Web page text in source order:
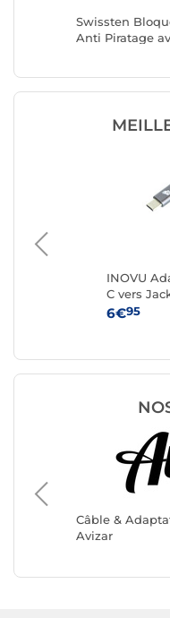
Swissten
Anti Piratage
INOVU
C vers
6€95
Câble &
Avizar